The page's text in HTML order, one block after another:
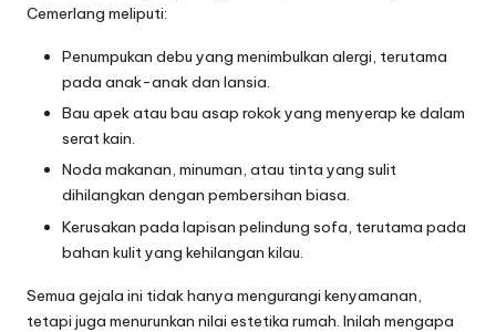
Cemerlang meliputi:
Penumpukan debu yang menimbulkan alergi, terutama
pada anak-anak dan lansia.
Bau apek atau bau asap rokok yang menyerap ke dalam
serat kain.
Noda makanan, minuman, atau tinta yang sulit
dihilangkan dengan pembersihan biasa.
Kerusakan pada lapisan pelindung sofa, terutama pada
bahan kulit yang kehilangan kilau.
Semua gejala ini tidak hanya mengurangi kenyamanan,
tetapi juga menurunkan nilai estetika rumah. Inilah mengapa